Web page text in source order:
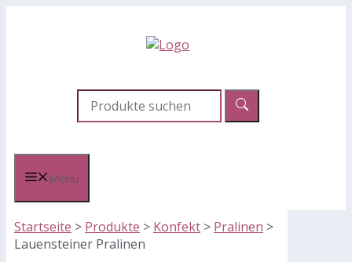
Menü
Startseite > Produkte > Konfekt > Pralinen >
Lauensteiner Pralinen